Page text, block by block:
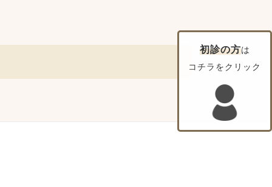
初診の方は
コチラをクリック